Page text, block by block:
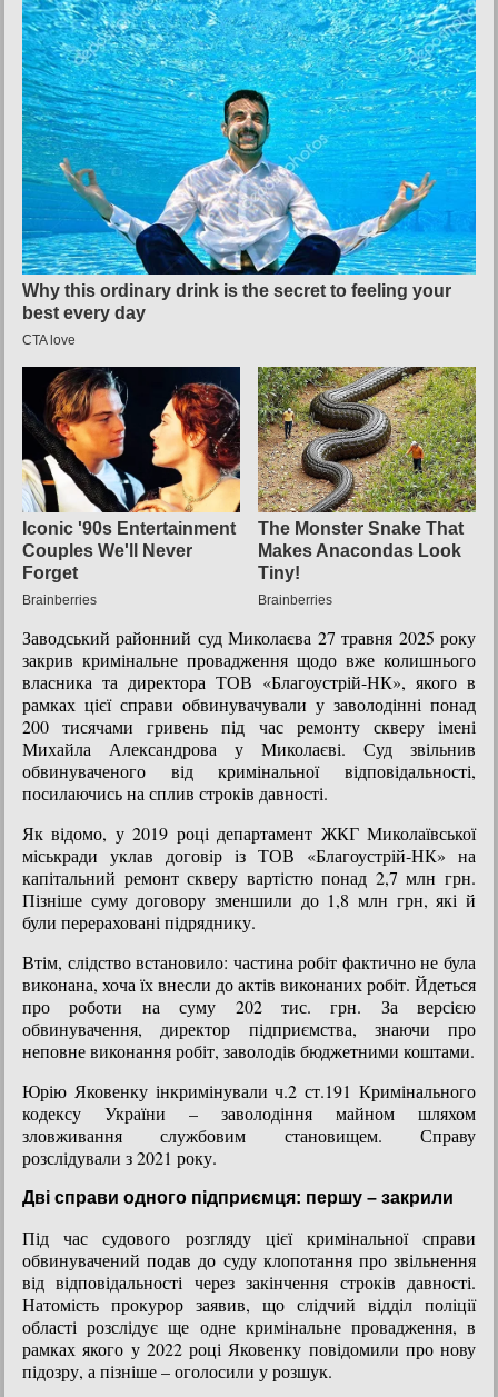
Заводський районний суд Миколаєва 27 травня 2025 року
закрив кримінальне провадження щодо вже колишнього
власника та директора ТОВ «Благоустрій-НК», якого в
рамках цієї справи обвинувачували у заволодінні понад
200 тисячами гривень під час ремонту скверу імені
Михайла Александрова у Миколаєві. Суд звільнив
обвинуваченого від кримінальної відповідальності,
посилаючись на сплив строків давності.
Як відомо, у 2019 році департамент ЖКГ Миколаївської
міськради уклав договір із ТОВ «Благоустрій-НК» на
капітальний ремонт скверу вартістю понад 2,7 млн грн.
Пізніше суму договору зменшили до 1,8 млн грн, які й
були перераховані підряднику.
Втім, слідство встановило: частина робіт фактично не була
виконана, хоча їх внесли до актів виконаних робіт. Йдеться
про роботи на суму 202 тис. грн. За версією
обвинувачення, директор підприємства, знаючи про
неповне виконання робіт, заволодів бюджетними коштами.
Юрію Яковенку інкримінували ч.2 ст.191 Кримінального
кодексу України – заволодіння майном шляхом
зловживання службовим становищем. Справу
розслідували з 2021 року.
Дві справи одного підприємця: першу – закрили
Під час судового розгляду цієї кримінальної справи
обвинувачений подав до суду клопотання про звільнення
від відповідальності через закінчення строків давності.
Натомість прокурор заявив, що слідчий відділ поліції
області розслідує ще одне кримінальне провадження, в
рамках якого у 2022 році Яковенку повідомили про нову
підозру, а пізніше – оголосили у розшук.